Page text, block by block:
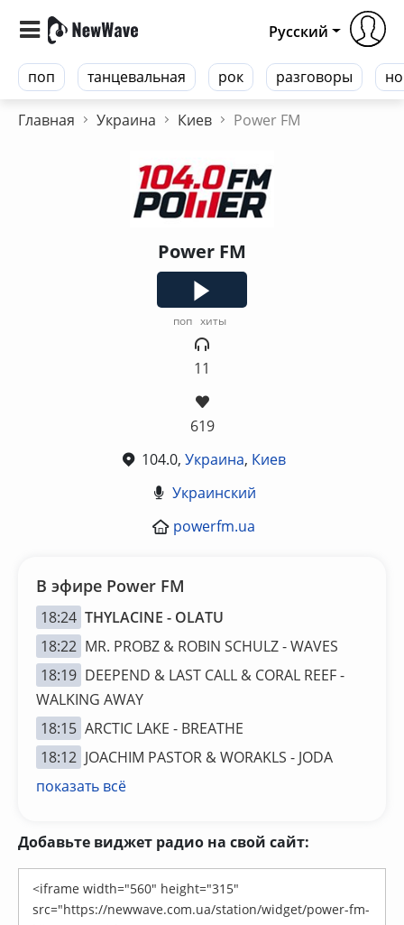
поп танцевальная рок разговоры
Русский
Главная Украина Киев Power FM
Power FM
поп хиты
11
619
104.0,Украина, Киев
Украинский
powerfm.ua
В эфире Power FM
18:24 THYLACINE - OLATU
18:22 MR. PROBZ & ROBIN SCHULZ - WAVES
18:19 DEEPEND & LAST CALL & CORAL REEF -
WALKING AWAY
18:15 ARCTIC LAKE - BREATHE
18:12 JOACHIM PASTOR & WORAKLS - JODA
показать всё
Добавьте виджет радио на свой сайт: